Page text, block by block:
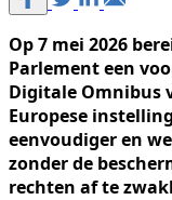
Op 7 mei 2026
Parlement een
Digitale Omnibus
Europese
eenvoudiger en
zonder de
rechten af te